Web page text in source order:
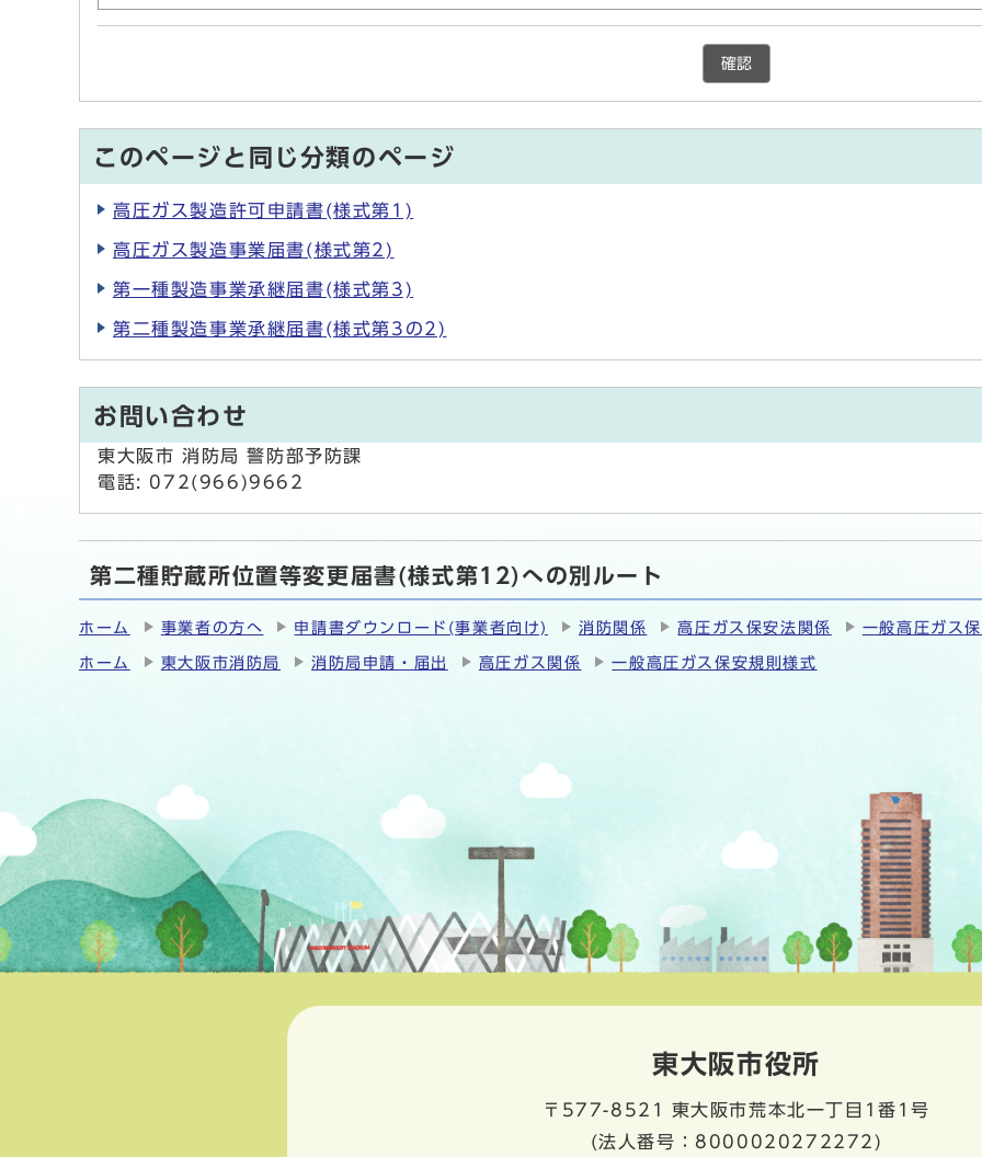
確認
このページと同じ分類のページ
高圧ガス製造許可申請書(様式第1)
高圧ガス製造事業届書(様式第2)
第一種製造事業承継届書(様式第3)
第二種製造事業承継届書(様式第3の2)
お問い合わせ
東大阪市 消防局 警防部予防課
電話: 072(966)9662
第二種貯蔵所位置等変更届書(様式第12)への別ルート
ホーム 事業者の方へ 申請書ダウンロード(事業者向け) 消防関係 高圧ガス保安法関係 一般高圧ガス
ホーム 東大阪市消防局 消防局申請・届出 高圧ガス関係 一般高圧ガス保安規則様式
東大阪市役所
〒577-8521
東大阪市荒本北一丁目1番1号
(法人番号：8000020272272)